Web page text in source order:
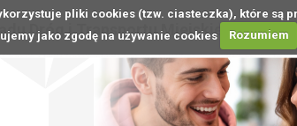
pliki cookies (tzw. ciasteczka), które są
jako zgodę na używanie cookies
Rozumiem
Dróg i Transportu Miejskiego w